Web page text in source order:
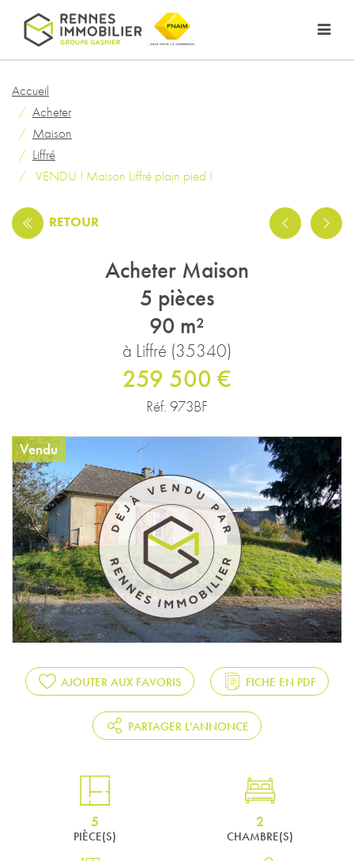
Accueil
Acheter
Maison
Liffré
VENDU ! Maison Liffré plain pied !
RETOUR
Acheter Maison
5 pièces
90 m²
à Liffré (35340)
259 500 €
Réf. 973BF
Vendu
AJOUTER AUX FAVORIS FICHE EN PDF
PARTAGER L'ANNONCE
5
PIÈCE(S)
2
CHAMBRE(S)